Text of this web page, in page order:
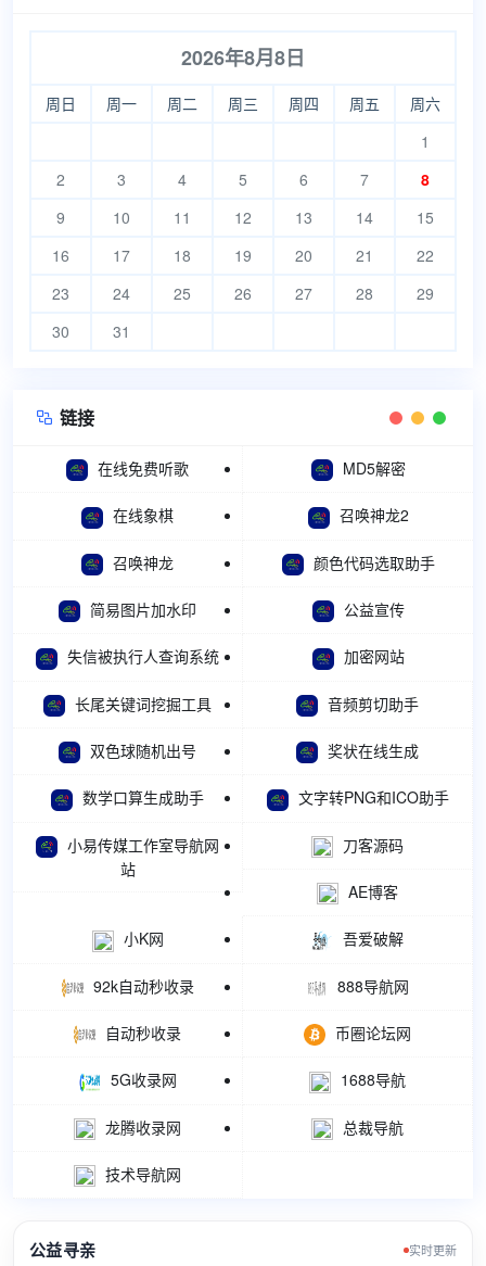
2026年8月8日
周日 周一 周二 周三 周四 周五
周六
1
2
3 4 5 6 7
8
9
10 11 12 13 14
15
16
17 18 19 20 21
22
23
24 25 26 27 28
29
30
31
 链接
在线免费听歌 MD5解密
在线象棋 召唤神龙2
召唤神龙 颜色代码选取助手
简易图片加水印 公益宣传
失信被执行人查询系统 加密网站
长尾关键词挖掘工具 音频剪切助手
双色球随机出号 奖状在线生成
数学口算生成助手 文字转PNG和ICO助手
小易传媒工作室导航网
站
刀客源码
AE博客
小K网 吾爱破解
92k自动秒收录 888导航网
自动秒收录 币圈论坛网
5G收录网 1688导航
龙腾收录网 总裁导航
技术导航网
公益寻亲 实时更新